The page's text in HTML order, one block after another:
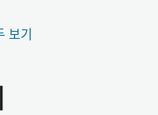
보기